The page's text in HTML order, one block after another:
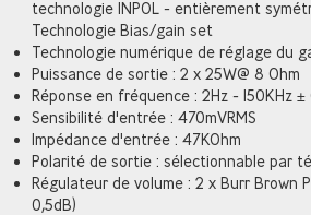
technologie INPOL - entièrement
Technologie Bias/gain set
Technologie numérique de réglage du
Puissance de sortie : 2 x 25W@ 8 Ohm
Réponse en fréquence : 2Hz - 150KHz ±
Sensibilité d'entrée : 470mVRMS
Impédance d'entrée : 47KOhm
Polarité de sortie : sélectionnable par
Régulateur de volume : 2 x Burr Brown
0,5dB)